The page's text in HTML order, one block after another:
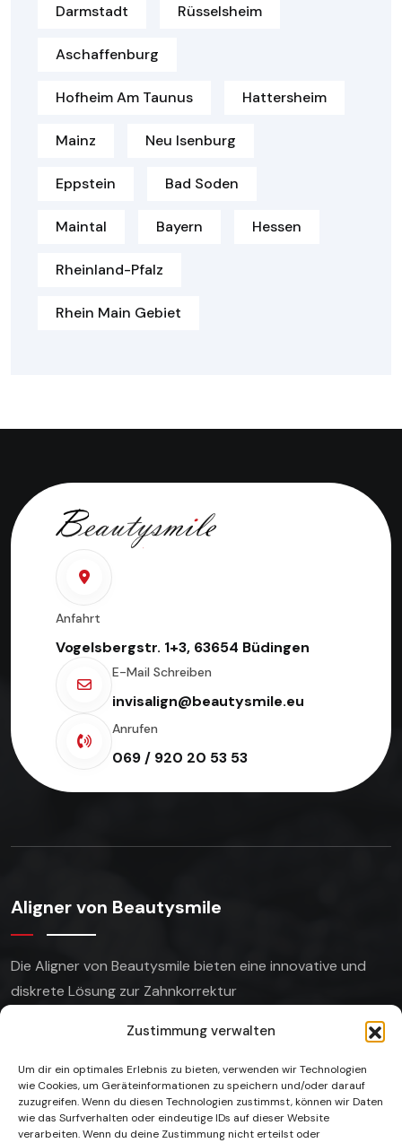
Zustimmung verwalten
Um dir ein optimales Erlebnis zu bieten, verwenden wir Technologien
wie Cookies, um Geräteinformationen zu speichern und/oder darauf
zuzugreifen. Wenn du diesen Technologien zustimmst, können wir Daten
wie das Surfverhalten oder eindeutige IDs auf dieser Website
verarbeiten. Wenn du deine Zustimmung nicht erteilst oder
Darmstadt Rüsselsheim
Aschaffenburg
Hofheim Am Taunus Hattersheim
Mainz Neu Isenburg
Eppstein Bad Soden
Maintal Bayern Hessen
Rheinland-Pfalz
Rhein Main Gebiet
Anfahrt
Vogelsbergstr. 1+3, 63654 Büdingen
E-Mail Schreiben
invisalign@beautysmile.eu
Anrufen
069 / 920 20 53 53
Aligner von Beautysmile
Die Aligner von Beautysmile bieten eine innovative und
diskrete Lösung zur Zahnkorrektur
Unsere Gallerie